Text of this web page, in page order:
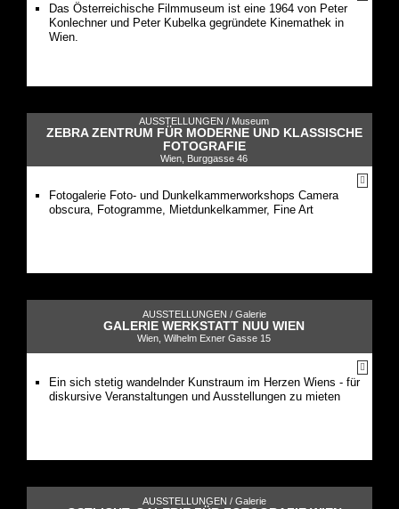
Das Österreichische Filmmuseum ist eine 1964 von Peter
Konlechner und Peter Kubelka gegründete Kinemathek in
Wien.
AUSSTELLUNGEN / Museum
ZEBRA ZENTRUM FÜR MODERNE UND KLASSISCHE
FOTOGRAFIE
Wien, Burggasse 46
Fotogalerie Foto- und Dunkelkammerworkshops Camera
obscura, Fotogramme, Mietdunkelkammer, Fine Art
AUSSTELLUNGEN / Galerie
GALERIE WERKSTATT NUU WIEN
Wien, Wilhelm Exner Gasse 15
Ein sich stetig wandelnder Kunstraum im Herzen Wiens - für
diskursive Veranstaltungen und Ausstellungen zu mieten
AUSSTELLUNGEN / Galerie